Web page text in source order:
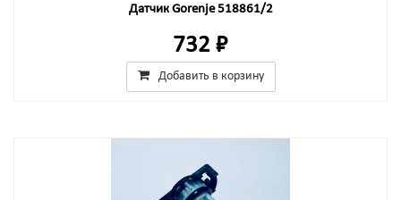
Датчик Gorenje 518861/2
732 ₽
Добавить в корзину